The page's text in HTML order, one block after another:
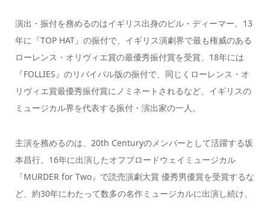
演出・振付を務めるのはイギリス出身のビル・ディーマー。13
年に『TOP HAT』の振付で、イギリス演劇界で最も権威のある
ローレンス・オリヴィエ賞の最優秀振付賞を受賞、18年には
『FOLLIES』のリバイバル版の振付で、同じくローレンス・オ
リヴィエ賞最優秀振付賞にノミネートされるなど、イギリスの
ミュージカル界を代表する振付・演出家の一人。
主演を務めるのは、20th Centuryのメンバーとして活躍する坂
本昌行。16年に出演したオフブロードウェイミュージカル
『MURDER for Two』で読売演劇大賞 優秀男優賞を受賞するな
ど、約30年にわたって数多の名作ミュージカルに出演し続け、